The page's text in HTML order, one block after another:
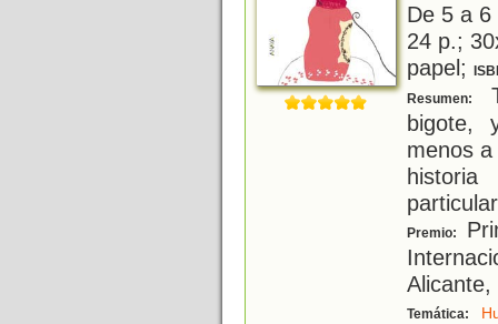
De 5 a
24 p.;
papel;
Resumen:
bigote,
menos
Premio:
Alicante,
Temática: